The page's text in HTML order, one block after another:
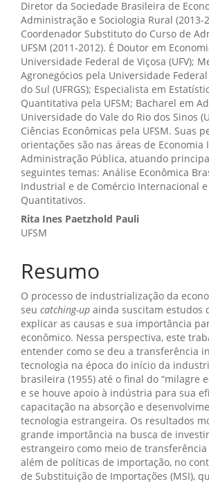
Diretor da Sociedade Brasileira de
Administração e Sociologia Rural (2013-
Coordenador Substituto do Curso de
UFSM (2011-2012). É Doutor em
Universidade Federal de Viçosa (UFV);
Agronegócios pela Universidade
do Sul (UFRGS); Especialista em
Quantitativa pela UFSM; Bacharel em
Universidade do Vale do Rio dos Sinos
Ciências Econômicas pela UFSM. Suas
orientações são nas áreas de Economia
Administração Pública, atuando
seguintes temas: Análise Econômica
Industrial e de Comércio Internacional
Quantitativos.
Rita Ines Paetzhold Pauli
UFSM
Resumo
O processo de industrialização da
seu catching-up ainda suscitam estudos
explicar as causas e sua importância
econômico. Nessa perspectiva, este
entender como se deu a transferência
tecnologia na época do início da
brasileira (1955) até o final do “milagre
e se houve apoio à indústria para sua
capacitação na absorção e
tecnologia estrangeira. Os resultados
grande importância na busca de
estrangeiro como meio de transferência
além de políticas de importação, no
de Substituição de Importações (MSI),